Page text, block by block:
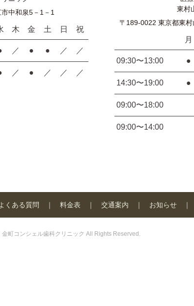
中和泉5－1－1
木 金 土 日 祝
／ ● ● ／ ／
／ ● ／ ／ ／
東村
〒189-0022 東京都東
月
09:30〜13:00 ●
14:30〜19:00 ●
09:00〜18:00
09:00〜14:00
くある質問 料金表 交通案内 お知らせ
町コンシェル歯科クリニック All Rights Reserved.